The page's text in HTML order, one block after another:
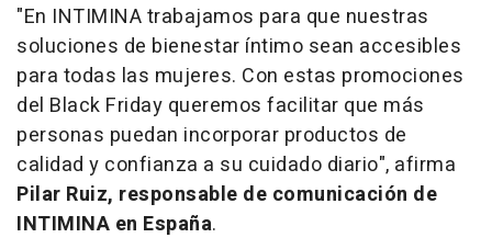
"En INTIMINA trabajamos para que nuestras
soluciones de bienestar íntimo sean accesibles
para todas las mujeres. Con estas promociones
del Black Friday queremos facilitar que más
personas puedan incorporar productos de
calidad y confianza a su cuidado diario", afirma
Pilar Ruiz, responsable de comunicación de
INTIMINA en España.